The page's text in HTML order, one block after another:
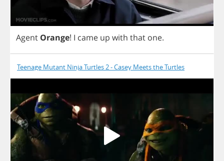
Agent Orange! I came up with that one.
Teenage Mutant Ninja Turtles 2 - Casey Meets the Turtles